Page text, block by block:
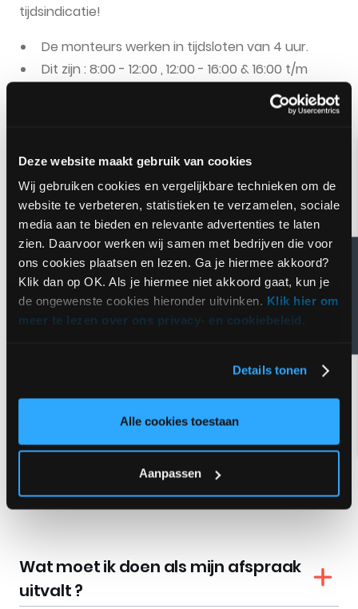
Deze website maakt gebruik van cookies
Wij gebruiken cookies en vergelijkbare technieken om de
website te verbeteren, statistieken te verzamelen, sociale
media aan te bieden en relevante advertenties te laten
zien. Daarvoor werken wij samen met bedrijven die voor
ons cookies plaatsen en lezen. Ga je hiermee akkoord?
Klik dan op OK. Als je hiermee niet akkoord gaat, kun je
de ongewenste cookies hieronder uitvinken. Klik hier om
meer te lezen over ons privacy- en cookiebeleid.
Details tonen
Alle cookies toestaan
Aanpassen
tijdsindicatie!
De monteurs werken in tijdsloten van 4 uur.
Dit zijn : 8:00 - 12:00 , 12:00 - 16:00 & 16:00 t/m
20:00.
Kan ik zelf de monteur opbellen ?
Helaas kunnen wij dit niet vragen. De monteur kan u
in de tussentijd niet bellen (hij kan niet bij deze
gegevens als hij een andere klant helpt i.v.m.
mogelijke vertraging die hij op deze manier oploopt).
Hij stuurt wel een SMS zodra hij onderweg is naar u
met een tijdsindicatie.
Hoe kan ik mijn afspraak annuleren
?
Tot 24 uur kun je jouw afspraak via Selfservice zelf
annuleren. Is uw afspraak binnen minder dan 24,
klantenservice. Wij zullen de afspraak voor je
annuleren.
Wat moet ik doen als mijn afspraak
uitvalt ?
Feedback